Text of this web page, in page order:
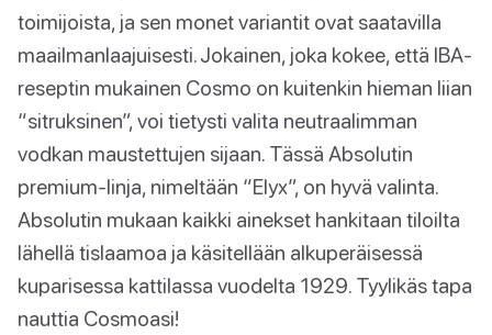
toimijoista, ja sen monet variantit ovat saatavilla
maailmanlaajuisesti. Jokainen, joka kokee, että IBA-
reseptin mukainen Cosmo on kuitenkin hieman liian
“sitruksinen”, voi tietysti valita neutraalimman
vodkan maustettujen sijaan. Tässä Absolutin
premium-linja, nimeltään “Elyx”, on hyvä valinta.
Absolutin mukaan kaikki ainekset hankitaan tiloilta
lähellä tislaamoa ja käsitellään alkuperäisessä
kuparisessa kattilassa vuodelta 1929. Tyylikäs tapa
nauttia Cosmoasi!